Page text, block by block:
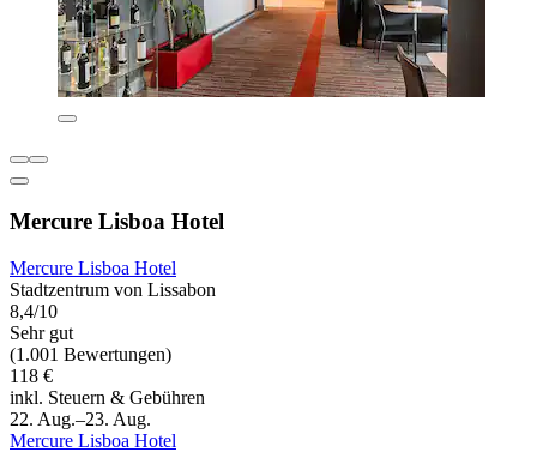
Mercure Lisboa Hotel
Mercure Lisboa Hotel
Stadtzentrum von Lissabon
8,4/10
Sehr gut
(1.001 Bewertungen)
118 €
inkl. Steuern & Gebühren
22. Aug.–23. Aug.
Mercure Lisboa Hotel